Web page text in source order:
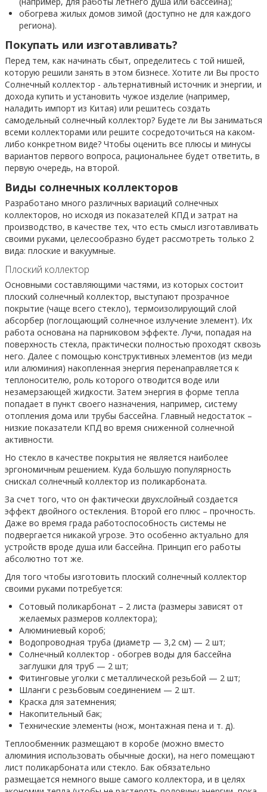
обогрева жилых домов зимой (доступно не для каждого
региона).
Покупать или изготавливать?
Перед тем, как начинать сбыт, определитесь с той нишей,
которую решили занять в этом бизнесе. Хотите ли Вы просто
Солнечный коллектор - альтернативный источник и энергии, и
дохода купить и установить чужое изделие (например,
наладить импорт из Китая) или решитесь создать
самодельный солнечный коллектор? Будете ли Вы заниматься
всеми коллекторами или решите сосредоточиться на каком-
либо конкретном виде? Чтобы оценить все плюсы и минусы
вариантов первого вопроса, рациональнее будет ответить, в
первую очередь, на второй.
Виды солнечных коллекторов
Разработано много различных вариаций солнечных
коллекторов, но исходя из показателей КПД и затрат на
производство, в качестве тех, что есть смысл изготавливать
своими руками, целесообразно будет рассмотреть только 2
вида: плоские и вакуумные.
Плоский коллектор
Основными составляющими частями, из которых состоит
плоский солнечный коллектор, выступают прозрачное
покрытие (чаще всего стекло), термоизолирующий слой
абсорбер (поглощающий солнечное излучение элемент). Их
работа основана на парниковом эффекте. Лучи, попадая на
поверхность стекла, практически полностью проходят сквозь
него. Далее с помощью конструктивных элементов (из меди
или алюминия) накопленная энергия перенаправляется к
теплоносителю, роль которого отводится воде или
незамерзающей жидкости. Затем энергия в форме тепла
попадает в пункт своего назначения, например, систему
отопления дома или трубы бассейна. Главный недостаток –
низкие показатели КПД во время сниженной солнечной
активности.
Но стекло в качестве покрытия не является наиболее
эргономичным решением. Куда большую популярность
снискал солнечный коллектор из поликарбоната.
За счет того, что он фактически двухслойный создается
эффект двойного остекления. Второй его плюс – прочность.
Даже во время града работоспособность системы не
подвергается никакой угрозе. Это особенно актуально для
устройств вроде душа или бассейна. Принцип его работы
абсолютно тот же.
Для того чтобы изготовить плоский солнечный коллектор
своими руками потребуется:
Сотовый поликарбонат – 2 листа (размеры зависят от
желаемых размеров коллектора);
Алюминиевый короб;
Водопроводная труба (диаметр — 3,2 см) — 2 шт;
Солнечный коллектор - обогрев воды для бассейна
заглушки для труб — 2 шт;
Фитинговые уголки с металлической резьбой — 2 шт;
Шланги с резьбовым соединением — 2 шт.
Краска для затемнения;
Накопительный бак;
Технические элементы (нож, монтажная пена и т. д).
Теплообменник размещают в коробе (можно вместо
алюминия использовать обычные доски), на него помещают
лист поликарбоната или стекло. Бак обязательно
размещается немного выше самого коллектора, и в целях